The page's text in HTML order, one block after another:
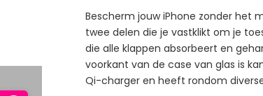
Bescherm jouw iPhone zonder het
twee delen die je vastklikt om je
die alle klappen absorbeert en
voorkant van de case van glas is
Qi-charger en heeft rondom